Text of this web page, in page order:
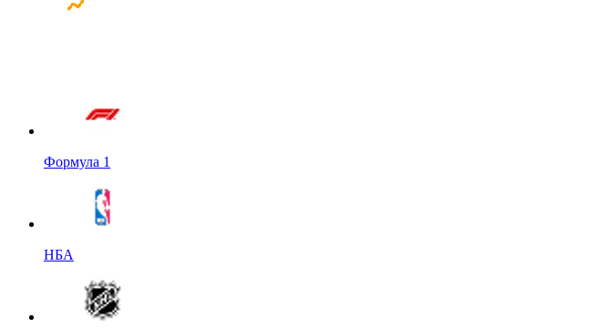
Формула 1
НБА